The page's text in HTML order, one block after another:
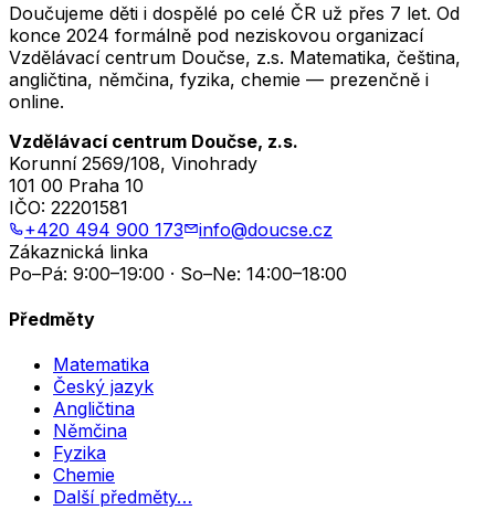
Doučujeme děti i dospělé po celé ČR už přes 7 let. Od
konce 2024 formálně pod neziskovou organizací
Vzdělávací centrum Doučse, z.s. Matematika, čeština,
angličtina, němčina, fyzika, chemie — prezenčně i
online.
Vzdělávací centrum Doučse, z.s.
Korunní 2569/108, Vinohrady
101 00 Praha 10
IČO: 22201581
+420 494 900 173
info@doucse.cz
Zákaznická linka
Po–Pá: 9:00–19:00 · So–Ne: 14:00–18:00
Předměty
Matematika
Český jazyk
Angličtina
Němčina
Fyzika
Chemie
Další předměty…